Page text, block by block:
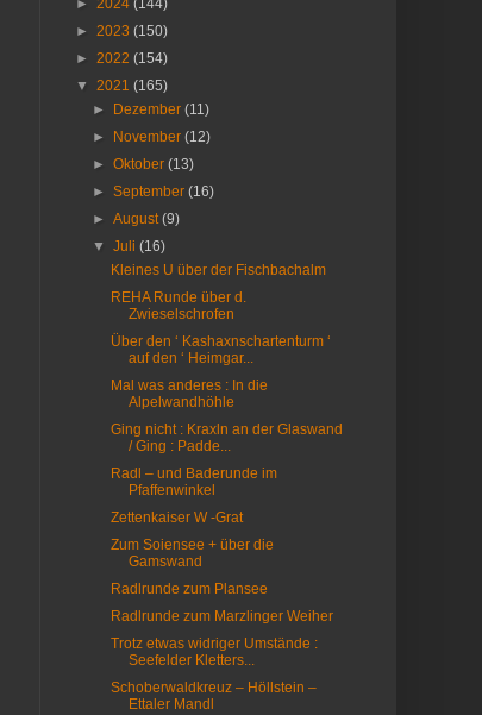
► 2024 (144)
► 2023 (150)
► 2022 (154)
▼ 2021 (165)
►
Dezember(11)
►
November(12)
►Oktober(13)
►September(16)
►August(9)
▼Juli(16)
Kleines U über der Fischbachalm
REHA Runde über d.
Zwieselschrofen
Über den ‘ Kashaxnschartenturm ‘
auf den ‘ Heimgar...
Mal was anderes : In die
Alpelwandhöhle
Ging nicht : Kraxln an der Glaswand
/ Ging : Padde...
Radl – und Baderunde im
Pfaffenwinkel
Zettenkaiser W -Grat
Zum Soiensee + über die
Gamswand
Radlrunde zum Plansee
Radlrunde zum Marzlinger Weiher
Trotz etwas widriger Umstände :
Seefelder Kletters...
Schoberwaldkreuz – Höllstein –
Ettaler Mandl